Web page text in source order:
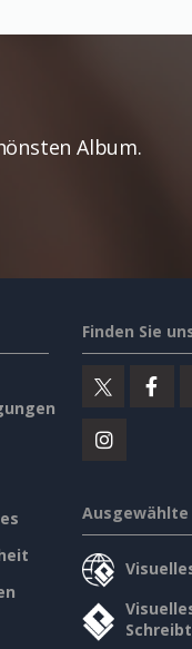
Album.
Finden Sie